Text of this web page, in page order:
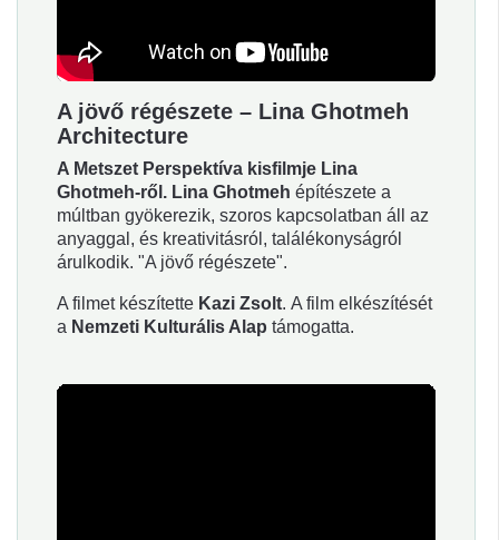
A jövő régészete – Lina Ghotmeh
Architecture
A Metszet Perspektíva kisfilmje Lina
Ghotmeh-ről. Lina Ghotmeh építészete a
múltban gyökerezik, szoros kapcsolatban áll az
anyaggal, és kreativitásról, találékonyságról
árulkodik. "A jövő régészete".
A filmet készítette Kazi Zsolt. A film elkészítését
a Nemzeti Kulturális Alap támogatta.